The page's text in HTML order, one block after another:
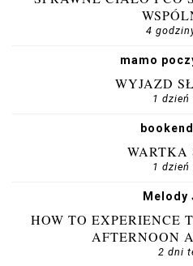
4
mamo
WYJAZD
1 dzień
WARTKA
1 dzień
Melody
HOW TO EXPERIENCE
AFTERNOON
2 dni